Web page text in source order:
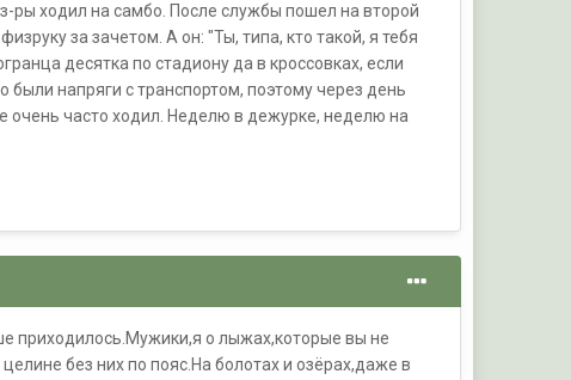
ры ходил на самбо. После службы пошел на второй
за зачетом. А он: "Ты, типа, кто такой, я тебя
десятка по стадиону да в кроссовках, если
напряги с транспортом, поэтому через день
очень часто ходил. Неделю в дежурке, неделю на
приходилось.Мужики,я о лыжах,которые вы не
без них по пояс.На болотах и озёрах,даже в